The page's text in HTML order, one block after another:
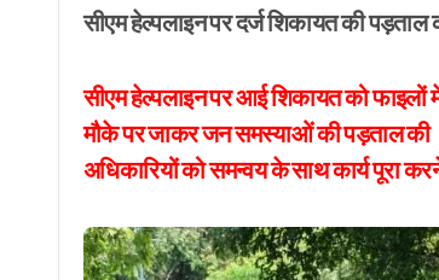
सीएम हेल्पलाइन पर दर्ज शिकायत की
सीएम हेल्पलाइन पर आई शिकायत को
मौके पर जाकर जन समस्याओं की पड़ताल की।
अधिकारियों को समन्वय के साथ कार्य पूरा